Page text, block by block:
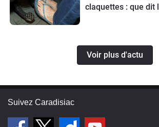
claquettes : que dit
Voir plus d'actu
Suivez Caradisiac